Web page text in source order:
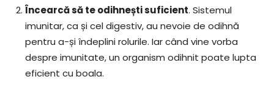
Încearcă să te odihnești suficient. Sistemul
imunitar, ca și cel digestiv, au nevoie de odihnă
pentru a-și îndeplini rolurile. Iar când vine vorba
despre imunitate, un organism odihnit poate lupta
eficient cu boala.